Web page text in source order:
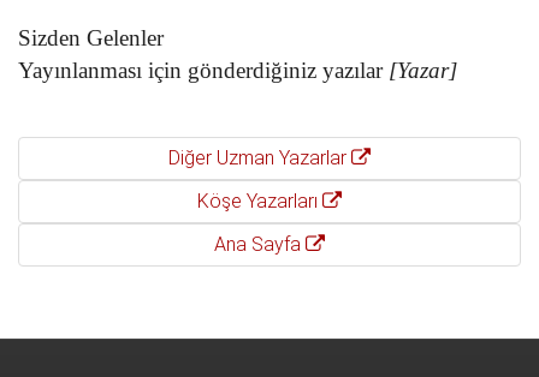
Sizden Gelenler
Yayınlanması için gönderdiğiniz yazılar [Yazar]
Diğer Uzman Yazarlar
Köşe Yazarları
Ana Sayfa